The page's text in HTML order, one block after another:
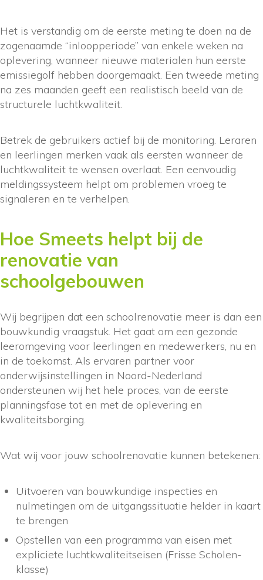
Het is verstandig om de eerste meting te doen na de
zogenaamde “inloopperiode” van enkele weken na
oplevering, wanneer nieuwe materialen hun eerste
emissiegolf hebben doorgemaakt. Een tweede meting
na zes maanden geeft een realistisch beeld van de
structurele luchtkwaliteit.
Betrek de gebruikers actief bij de monitoring. Leraren
en leerlingen merken vaak als eersten wanneer de
luchtkwaliteit te wensen overlaat. Een eenvoudig
meldingssysteem helpt om problemen vroeg te
signaleren en te verhelpen.
Hoe Smeets helpt bij de
renovatie van
schoolgebouwen
Wij begrijpen dat een schoolrenovatie meer is dan een
bouwkundig vraagstuk. Het gaat om een gezonde
leeromgeving voor leerlingen en medewerkers, nu en
in de toekomst. Als ervaren partner voor
onderwijsinstellingen in Noord-Nederland
ondersteunen wij het hele proces, van de eerste
planningsfase tot en met de oplevering en
kwaliteitsborging.
Wat wij voor jouw schoolrenovatie kunnen betekenen:
Uitvoeren van bouwkundige inspecties en
nulmetingen om de uitgangssituatie helder in kaart
te brengen
Opstellen van een programma van eisen met
expliciete luchtkwaliteitseisen (Frisse Scholen-
klasse)